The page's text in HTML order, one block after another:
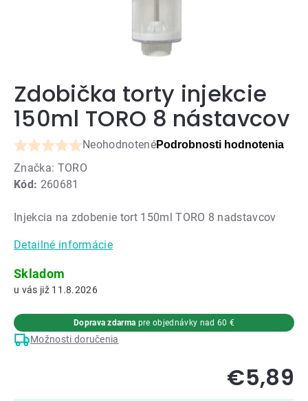
Zdobička torty injekcie
150ml TORO 8 nástavcov
Kód: 260681
Priemerné
hodnotenie
produktu
0,0
5
hviezdičiek.
NeohodnotenéPodrobnosti hodnotenia
Značka: TORO
Injekcia na zdobenie tort 150ml TORO 8 nadstavcov
Detailné informácie
Skladom
11.8.2026
Možnosti doručenia
Doprava zdarma pre objednávky nad 60 €
€5,89